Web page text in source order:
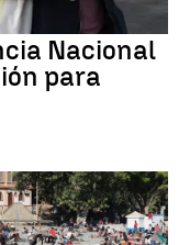
Nacional
para